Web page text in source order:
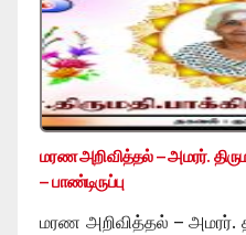
மரண அறிவித்தல் – அமரர்.
– பாண்டிருப்பு
மரண அறிவித்தல் – அமரர்.